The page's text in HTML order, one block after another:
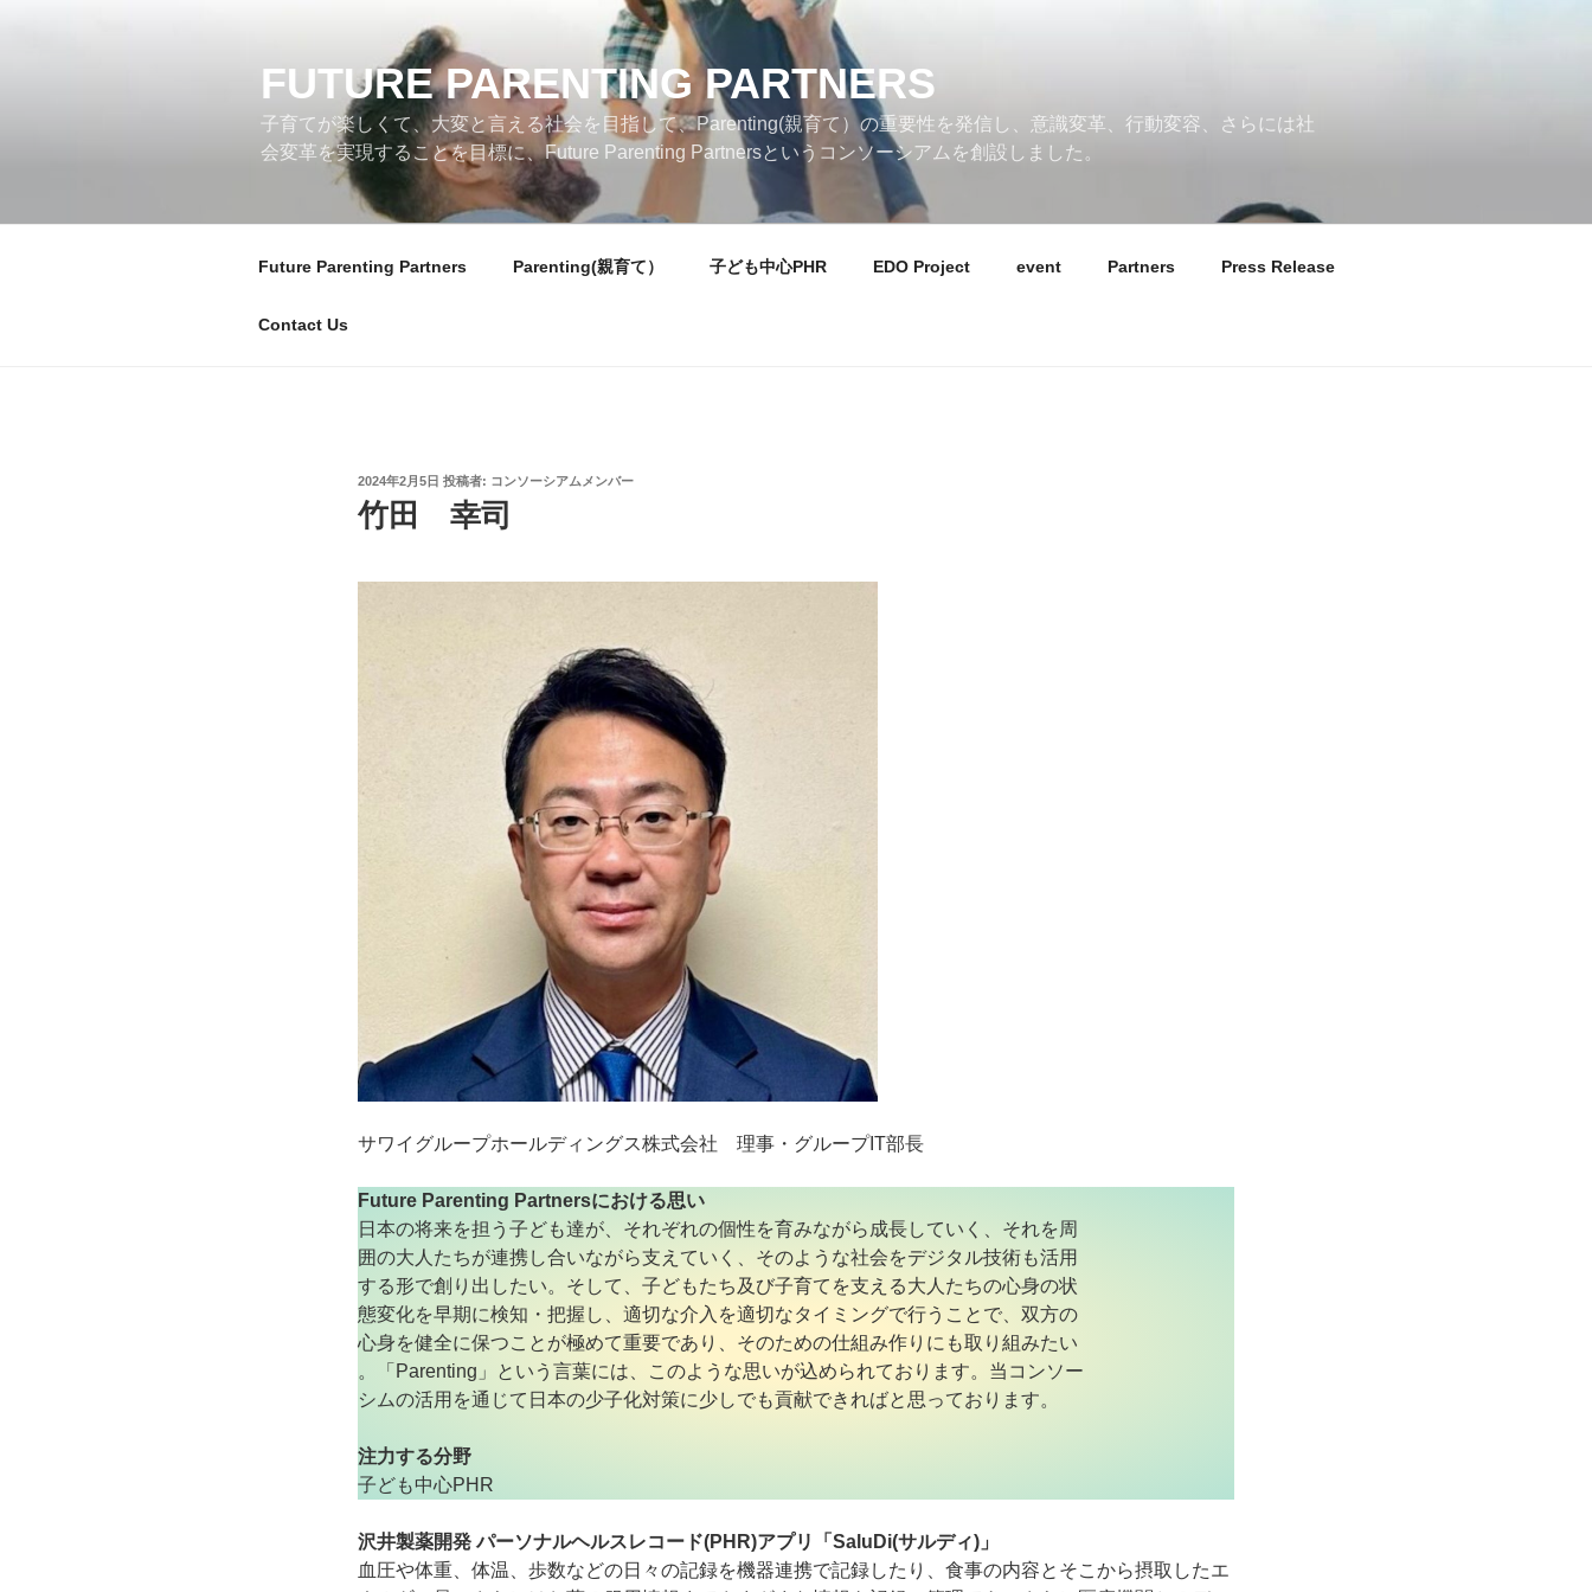
FUTURE PARENTING PARTNERS
子育てが楽しくて、大変と言える社会を目指して、Parenting(親育て）の重要性を発信し、意識変革、行動変容、さらには社
会変革を実現することを目標に、Future Parenting Partnersというコンソーシアムを創設しました。
Future Parenting Partners Parenting(親育て） 子ども中心PHR EDO Project event Partners Press Release
Contact Us
投
稿
日:
2024年2月5日 投稿者: コンソーシアムメンバー
竹田 幸司
サワイグループホールディングス株式会社 理事・グループIT部長
Future Parenting Partnersにおける思い
日本の将来を担う子ども達が、それぞれの個性を育みながら成長していく、それを周
囲の大人たちが連携し合いながら支えていく、そのような社会をデジタル技術も活用
する形で創り出したい。そして、子どもたち及び子育てを支える大人たちの心身の状
態変化を早期に検知・把握し、適切な介入を適切なタイミングで行うことで、双方の
心身を健全に保つことが極めて重要であり、そのための仕組み作りにも取り組みたい
。「Parenting」という言葉には、このような思いが込められております。当コンソー
シムの活用を通じて日本の少子化対策に少しでも貢献できればと思っております。
注力する分野
子ども中心PHR
沢井製薬開発 パーソナルヘルスレコード(PHR)アプリ「SaluDi(サルディ)」
血圧や体重、体温、歩数などの日々の記録を機器連携で記録したり、食事の内容とそこから摂取したエ